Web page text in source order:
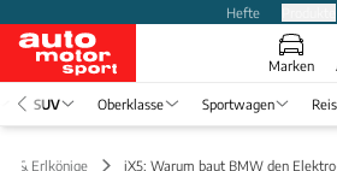
Hefte
Marken
SUV Oberklasse Sportwagen
& Erlkönige iX5: Warum baut BMW den